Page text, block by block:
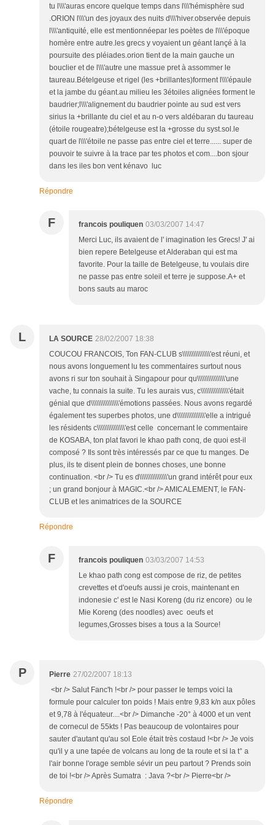
tu l\\\'auras encore quelque temps dans l\\\'hémisphère sud
.ORION l\\\'un des joyaux des nuits d\\\'hiver.observée depuis
l\\\'antiquité, elle est mentionnéepar les poètes de l\\\'époque
homère entre autre.les grecs y voyaient un géant lançé à la
poursuite des pléiades.orion tient de la main gauche un
bouclier et de l\\\'autre une massue pret à assommer le
taureau.Bételgeuse et rigel (les +brillantes)forment l\\\'épaule
et la jambe du géant.au milieu les 3étoiles alignées forment le
baudrier;l\\\'alignement du baudrier pointe au sud est vers
sirius la +brillante du ciel et au n-o vers aldébaran du taureau
(étoile rougeatre);bételgeuse est la +grosse du syst.sol.le
quart de l\\\'étoile ne passe pas entre ciel et terre...... super de
pouvoir te suivre à la trace par tes photos et com....bon sjour
dans les iles bon vent kénavo luc
Répondre
F francois pouliquen 03/03/2007 14:47
Merci Luc, ils avaient de l' imagination les Grecs! J' ai
bien repere Betelgeuse et Alderaban qui est ma
favorite. Pour la taille de Betelgeuse, tu voulais dire
ne passe pas entre soleil et terre je suppose.A+ et
bons sauts au maroc
L LA SOURCE 28/02/2007 18:38
COUCOU FRANCOIS, Ton FAN-CLUB s\\\\\\\\\\\\\\\'est réuni, et
nous avons longuement lu tes commentaires surtout nous
avons ri sur ton souhait à Singapour pour qu\\\\\\\\\\\\\\\'une
vache, tu connais la suite. Tu les aurais vus, c\\\\\\\\\\\\\\\'était
génial que d\\\\\\\\\\\\\\\'émotions passées. Nous avons regardé
également tes superbes photos, une d\\\\\\\\\\\\\\\'elle a intrigué
les résidents c\\\\\\\\\\\\\\\'est celle concernant le commentaire
de KOSABA, ton plat favori le khao path conq, de quoi est-il
composé ? Ils sont très intéressés par ce que tu manges. De
plus, ils te disent plein de bonnes choses, une bonne
continuation. <br /> Tu es d\\\\\\\\\\\\\\\'un grand intérêt pour eux
; un grand bonjour à MAGIC.<br /> AMICALEMENT, le FAN-
CLUB et les animatrices de la SOURCE
Répondre
F francois pouliquen 03/03/2007 14:53
Le khao path cong est compose de riz, de petites
crevettes et d'oeufs aussi je crois, maintenant en
indonesie c' est le Nasi Koreng (du riz encore) ou le
Mie Koreng (des noodles) avec oeufs et
legumes,Grosses bises a tous a la Source!
P Pierre 27/02/2007 18:13
<br /> Salut Fanc'h !<br /> pour passer le temps voici la
formule pour calculer ton poids ! Mais entre 9,83 k/n aux pôles
et 9,78 à l'équateur....<br /> Dimanche -20° à 4000 et un vent
de cornecul de 55kts ! Pas beaucoup de volontaires pour
sauter d'autant qu'au sol Eole était très costaud !<br /> Je vois
qu'il y a une tapée de volcans au long de ta route et si la t° a
l'air bonne l'orage semble sévir un peu partout ? Prends soin
de toi !<br /> Après Sumatra : Java ?<br /> Pierre<br />
Répondre